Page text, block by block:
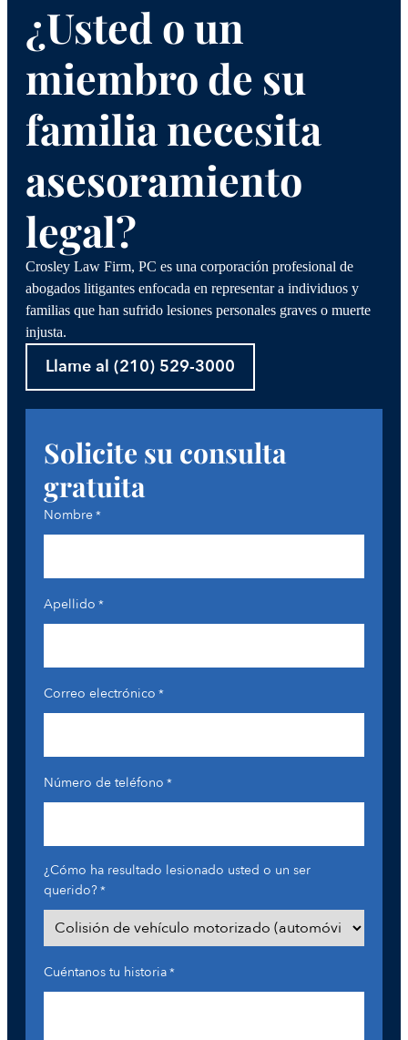
¿Usted o un
miembro de su
familia necesita
asesoramiento
legal?
Crosley Law Firm, PC es una corporación profesional de
abogados litigantes enfocada en representar a individuos y
familias que han sufrido lesiones personales graves o muerte
injusta.
Llame al (210) 529-3000
Solicite su consulta
gratuita
Nombre*
Apellido *
Correo electrónico *
Número de teléfono *
¿Cómo ha resultado lesionado usted o un ser
querido?*
Cuéntanos tu historia*